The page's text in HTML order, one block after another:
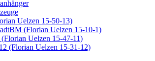
Uelzen 15-50-13)
(Florian Uelzen 15-10-1)
Uelzen 15-47-11)
(Florian Uelzen 15-31-12)